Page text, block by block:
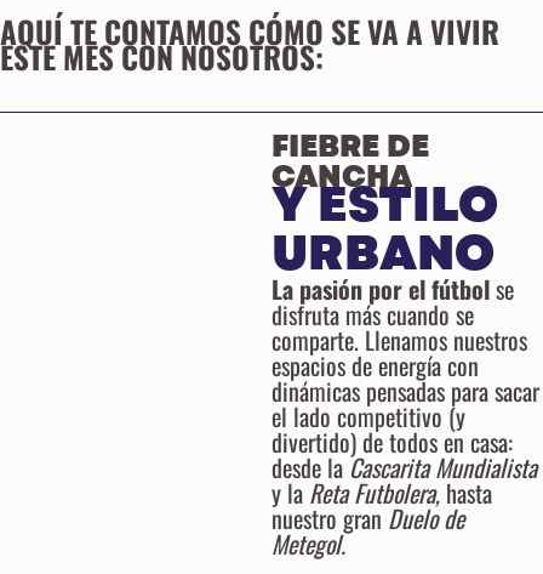
AQUÍ TE CONTAMOS CÓMO SE VA A VIVIR
ESTE MES CON NOSOTROS:
FIEBRE DE
CANCHA
Y ESTILO
URBANO
La pasión por el fútbolse
disfruta más cuando se
comparte. Llenamos nuestros
espacios de energía con
dinámicas pensadas para sacar
el lado competitivo (y
divertido) de todos en casa:
desde la Cascarita Mundialista
y la Reta Futbolera, hasta
nuestro gran Duelo de
Metegol.